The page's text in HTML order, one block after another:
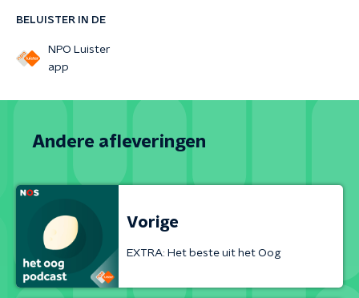
BELUISTER IN DE
NPO Luister
app
Andere afleveringen
Vorige
EXTRA: Het beste uit het Oog